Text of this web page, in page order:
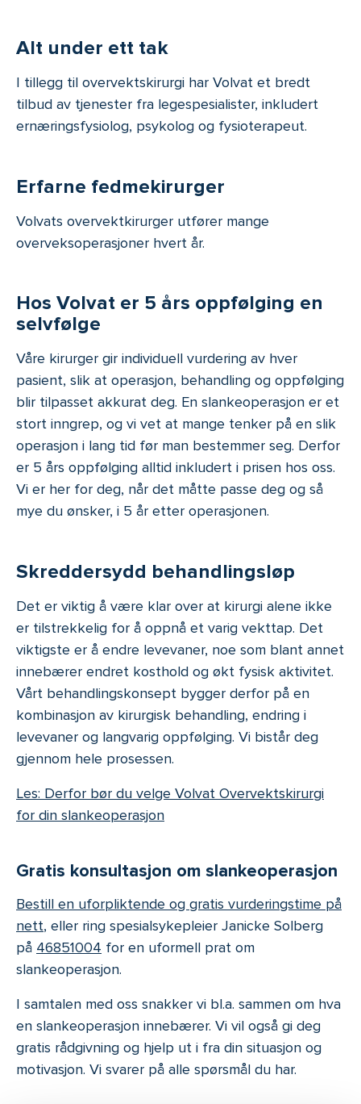
Alt under ett tak
I tillegg til overvektskirurgi har Volvat et bredt
tilbud av tjenester fra legespesialister, inkludert
ernæringsfysiolog, psykolog og fysioterapeut.
Erfarne fedmekirurger
Volvats overvektkirurger utfører mange
overveksoperasjoner hvert år.
Hos Volvat er 5 års oppfølging en
selvfølge
Våre kirurger gir individuell vurdering av hver
pasient, slik at operasjon, behandling og oppfølging
blir tilpasset akkurat deg. En slankeoperasjon er et
stort inngrep, og vi vet at mange tenker på en slik
operasjon i lang tid før man bestemmer seg. Derfor
er 5 års oppfølging alltid inkludert i prisen hos oss.
Vi er her for deg, når det måtte passe deg og så
mye du ønsker, i 5 år etter operasjonen.
Skreddersydd behandlingsløp
Det er viktig å være klar over at kirurgi alene ikke
er tilstrekkelig for å oppnå et varig vekttap. Det
viktigste er å endre levevaner, noe som blant annet
innebærer endret kosthold og økt fysisk aktivitet.
Vårt behandlingskonsept bygger derfor på en
kombinasjon av kirurgisk behandling, endring i
levevaner og langvarig oppfølging. Vi bistår deg
gjennom hele prosessen.
Les: Derfor bør du velge Volvat Overvektskirurgi
for din slankeoperasjon
Gratis konsultasjon om slankeoperasjon
Bestill en uforpliktende og gratis vurderingstime på
nett, eller ring spesialsykepleier Janicke Solberg
på 46851004 for en uformell prat om
slankeoperasjon.
I samtalen med oss snakker vi bl.a. sammen om hva
en slankeoperasjon innebærer. Vi vil også gi deg
gratis rådgivning og hjelp ut i fra din situasjon og
motivasjon. Vi svarer på alle spørsmål du har.